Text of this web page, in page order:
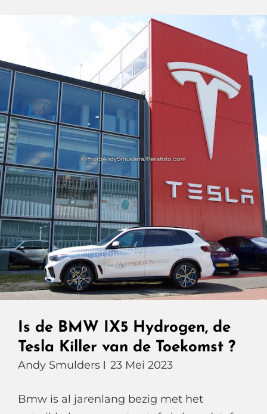
Miskoop
Een
Tesla
Model
3
Is de BMW IX5 Hydrogen, de
Tesla Killer van de Toekomst ?
Andy Smulders 23 Mei 2023
Bmw is al jarenlang bezig met het